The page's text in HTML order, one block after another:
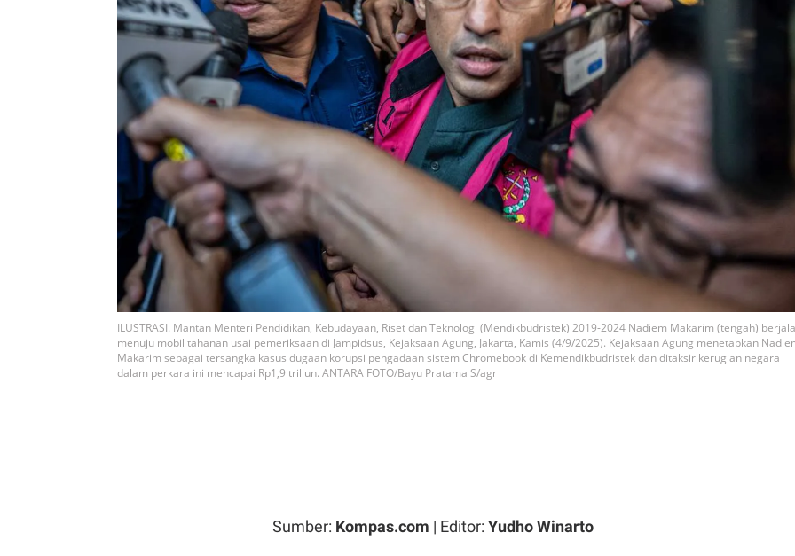
ILUSTRASI. Mantan Menteri Pendidikan, Kebudayaan, Riset dan Teknologi (Mendikbudristek) 2019-2024 Nadiem Makarim (tengah)
menuju mobil tahanan usai pemeriksaan di Jampidsus, Kejaksaan Agung, Jakarta, Kamis (4/9/2025). Kejaksaan Agung menetapkan
Makarim sebagai tersangka kasus dugaan korupsi pengadaan sistem Chromebook di Kemendikbudristek dan ditaksir kerugian negara
dalam perkara ini mencapai Rp1,9 triliun. ANTARA FOTO/Bayu Pratama S/agr
Sumber: Kompas.com | Editor: Yudho Winarto